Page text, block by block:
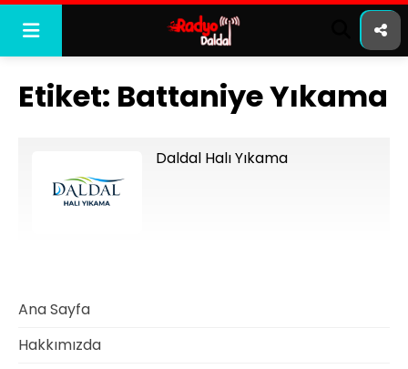
Skip
content
Etiket: Battaniye Yıkama
Daldal Halı Yıkama
Ana Sayfa
Hakkımızda